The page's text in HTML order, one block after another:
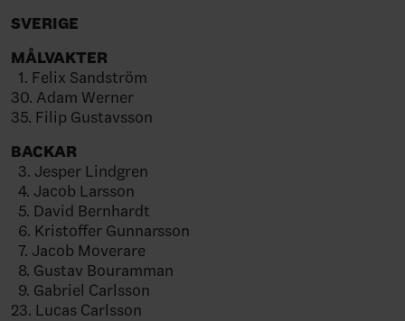
SVERIGE
MÅLVAKTER
1. Felix Sandström
30. Adam Werner
35. Filip Gustavsson
BACKAR
3. Jesper Lindgren
4. Jacob Larsson
5. David Bernhardt
6. Kristoffer Gunnarsson
7. Jacob Moverare
8. Gustav Bouramman
9. Gabriel Carlsson
23. Lucas Carlsson